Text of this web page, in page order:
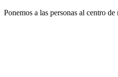
Ponemos a las personas al centro de